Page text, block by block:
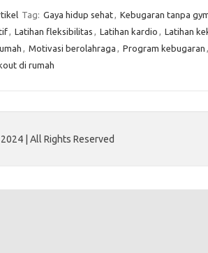
Tag: Gaya hidup sehat, Kebugaran tanpa
, Latihan fleksibilitas , Latihan kardio , Latihan
, Motivasi berolahraga , Program kebugaran ,
di rumah
| All Rights Reserved